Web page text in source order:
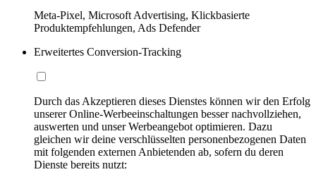
Meta-Pixel, Microsoft Advertising, Klickbasierte
Produktempfehlungen, Ads Defender
Erweitertes Conversion-Tracking
Durch das Akzeptieren dieses Dienstes können wir den Erfolg
unserer Online-Werbeeinschaltungen besser nachvollziehen,
auswerten und unser Werbeangebot optimieren. Dazu
gleichen wir deine verschlüsselten personenbezogenen Daten
mit folgenden externen Anbietenden ab, sofern du deren
Dienste bereits nutzt: